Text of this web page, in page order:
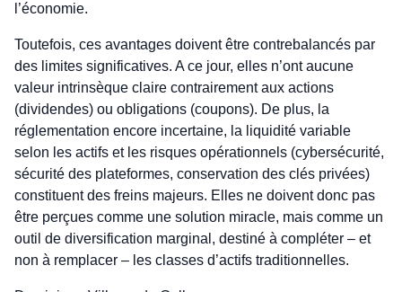
l’économie.
Toutefois, ces avantages doivent être contrebalancés par
des limites significatives. A ce jour, elles n’ont aucune
valeur intrinsèque claire contrairement aux actions
(dividendes) ou obligations (coupons). De plus, la
réglementation encore incertaine, la liquidité variable
selon les actifs et les risques opérationnels (cybersécurité,
sécurité des plateformes, conservation des clés privées)
constituent des freins majeurs. Elles ne doivent donc pas
être perçues comme une solution miracle, mais comme un
outil de diversification marginal, destiné à compléter – et
non à remplacer – les classes d’actifs traditionnelles.